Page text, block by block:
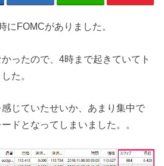
にFOMCがありました。
ったので、4時まで起きていてト
た。
じていたせいか、あまり集中で
ドとなってしまいました。。